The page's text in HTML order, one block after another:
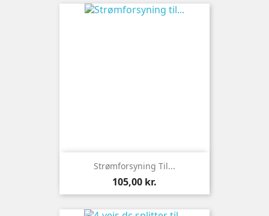
Strømforsyning Til...
Pris
105,00 kr.